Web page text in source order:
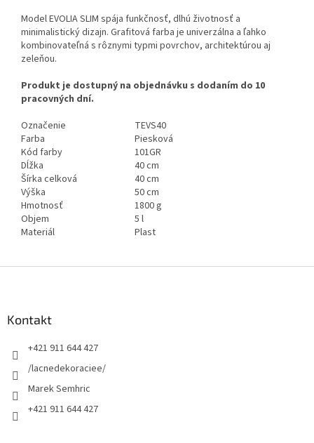
Model EVOLIA SLIM spája funkčnosť, dlhú životnosť a
minimalistický dizajn. Grafitová farba je univerzálna a ľahko
kombinovateľná s rôznymi typmi povrchov, architektúrou aj
zeleňou.
Produkt je dostupný na objednávku s dodaním do 10
pracovných dní.
Označenie
TEVS40
Farba
Piesková
Kód farby
101GR
Dĺžka
40 cm
Šírka celková
40 cm
Výška
50 cm
Hmotnosť
1800 g
Objem
5 l
Materiál
Plast
Kontakt
+421 911 644 427
/lacnedekoraciee/
Marek Semhric
+421 911 644 427